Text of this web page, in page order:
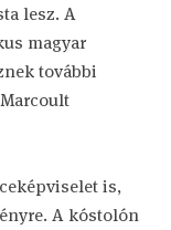
lesz. A
magyar
további
is,
A kóstolón